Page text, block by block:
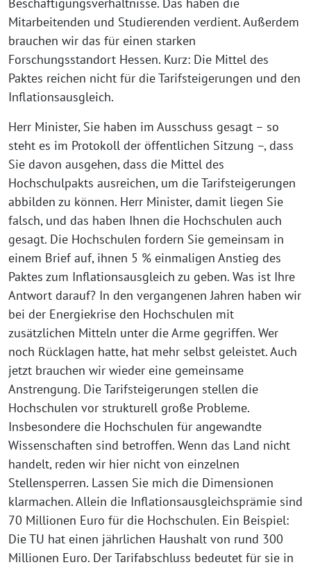
Beschäftigungsverhältnisse. Das haben die
Mitarbeitenden und Studierenden verdient. Außerdem
brauchen wir das für einen starken
Forschungsstandort Hessen. Kurz: Die Mittel des
Paktes reichen nicht für die Tarifsteigerungen und den
Inflationsausgleich.
Herr Minister, Sie haben im Ausschuss gesagt – so
steht es im Protokoll der öffentlichen Sitzung –, dass
Sie davon ausgehen, dass die Mittel des
Hochschulpakts ausreichen, um die Tarifsteigerungen
abbilden zu können. Herr Minister, damit liegen Sie
falsch, und das haben Ihnen die Hochschulen auch
gesagt. Die Hochschulen fordern Sie gemeinsam in
einem Brief auf, ihnen 5 % einmaligen Anstieg des
Paktes zum Inflationsausgleich zu geben. Was ist Ihre
Antwort darauf? In den vergangenen Jahren haben wir
bei der Energiekrise den Hochschulen mit
zusätzlichen Mitteln unter die Arme gegriffen. Wer
noch Rücklagen hatte, hat mehr selbst geleistet. Auch
jetzt brauchen wir wieder eine gemeinsame
Anstrengung. Die Tarifsteigerungen stellen die
Hochschulen vor strukturell große Probleme.
Insbesondere die Hochschulen für angewandte
Wissenschaften sind betroffen. Wenn das Land nicht
handelt, reden wir hier nicht von einzelnen
Stellensperren. Lassen Sie mich die Dimensionen
klarmachen. Allein die Inflationsausgleichsprämie sind
70 Millionen Euro für die Hochschulen. Ein Beispiel:
Die TU hat einen jährlichen Haushalt von rund 300
Millionen Euro. Der Tarifabschluss bedeutet für sie in